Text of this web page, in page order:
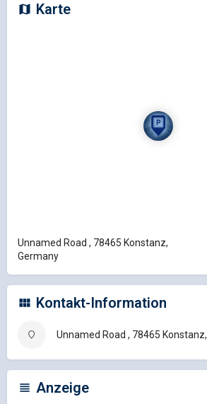
Karte
Unnamed Road , 78465 Konstanz,
Germany
Kontakt-Information
Unnamed Road , 78465
Anzeige